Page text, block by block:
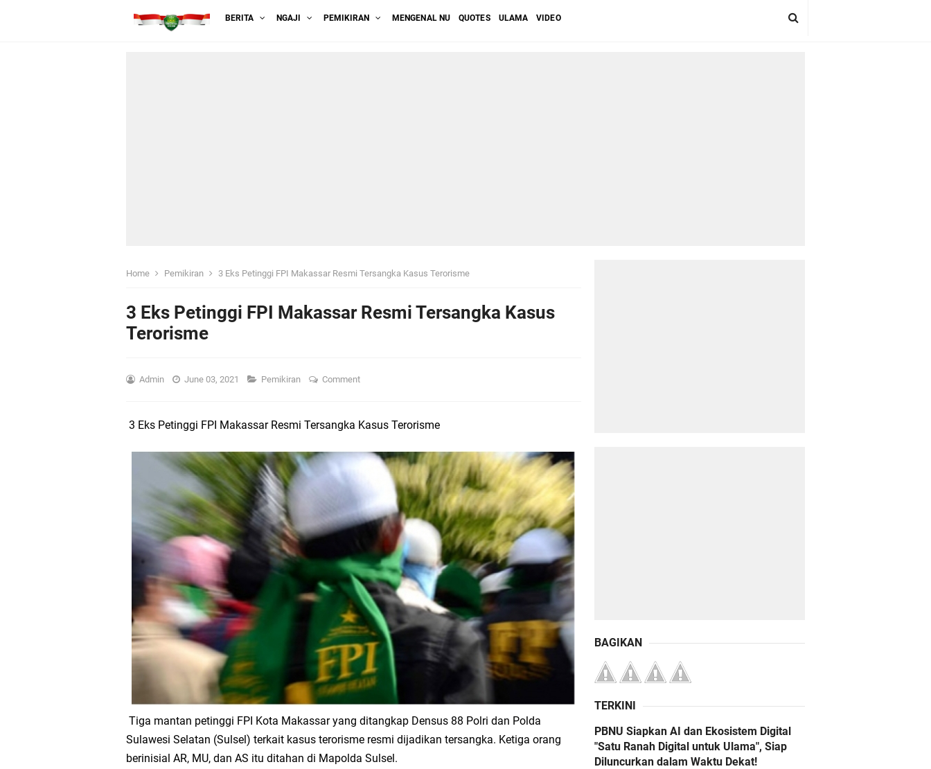
BERITA NGAJI PEMIKIRAN MENGENAL NU QUOTES ULAMA VIDEO
Home Pemikiran 3 Eks Petinggi FPI Makassar Resmi Tersangka Kasus Terorisme
3 Eks Petinggi FPI Makassar Resmi Tersangka Kasus
Terorisme
Admin June 03, 2021 Pemikiran Comment
3 Eks Petinggi FPI Makassar Resmi Tersangka Kasus Terorisme
Tiga mantan petinggi FPI Kota Makassar yang ditangkap Densus 88 Polri dan Polda
Sulawesi Selatan (Sulsel) terkait kasus terorisme resmi dijadikan tersangka. Ketiga orang
berinisial AR, MU, dan AS itu ditahan di Mapolda Sulsel.
BAGIKAN
TERKINI
PBNU Siapkan AI dan Ekosistem Digital
"Satu Ranah Digital untuk Ulama", Siap
Diluncurkan dalam Waktu Dekat!